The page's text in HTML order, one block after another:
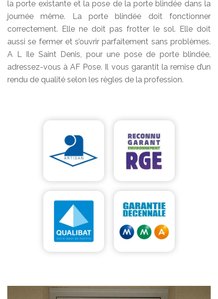
la porte existante et la pose de la porte blindée dans la
journée même. La porte blindée doit fonctionner
correctement. Elle ne doit pas frotter le sol. Elle doit
aussi se fermer et s’ouvrir parfaitement sans problèmes.
A L Ile Saint Denis, pour une pose de porte blindée,
adressez-vous à AF Pose. Il vous garantit la remise d’un
rendu de qualité selon les règles de la profession.